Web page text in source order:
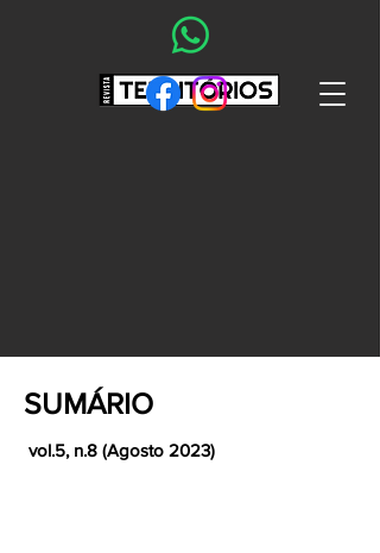
SUMÁRIO
vol.5, n.8 (Agosto 2023)